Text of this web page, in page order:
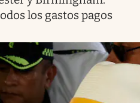
los gastos pagos